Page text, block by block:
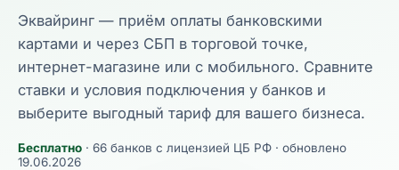
Эквайринг — приём оплаты банковскими
картами и через СБП в торговой точке,
интернет-магазине или с мобильного. Сравните
ставки и условия подключения у банков и
выберите выгодный тариф для вашего бизнеса.
Бесплатно · 66 банков с лицензией ЦБ РФ · обновлено
19.06.2026